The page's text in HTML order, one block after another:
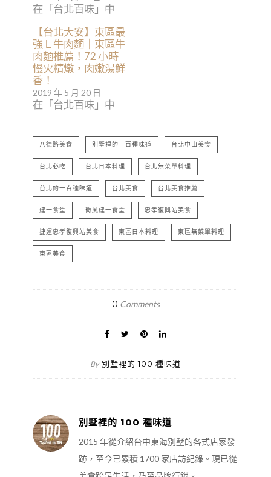
在「台北百味」中
【台北大安】東區最
強Ｌ牛肉麵｜東區牛
肉麵推薦！72 小時
慢火精燉，肉嫩湯鮮
香！
2019 年 5 月 20 日
在「台北百味」中
八德路美食 別墅裡的一百種味道 台北中山美食
台北必吃 台北日本料理 台北無菜單料理
台北的一百種味道 台北美食 台北美食推薦
建一食堂 微風建一食堂 忠孝復興站美食
捷運忠孝復興站美食 東區日本料理 東區無菜單料理
東區美食
0 Comments
By 別墅裡的 100 種味道
別墅裡的 100 種味道
2015 年從介紹台中東海別墅的各式店家發
跡，至今已累積 1700 家店訪紀錄。現已從